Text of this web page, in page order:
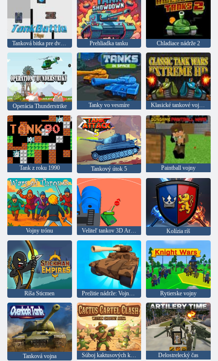
Tanková bitka pre dvoch Prehliadka tanku Chladiace nádrže 2
Operácia Thunderstrike Tanky vo vesmíre Klasické tankové vojny Extreme HD
Tank z roku 1990 Tankový útok 5 Paintball vojny
Vojny trónu Veliteľ tankov 3D Army Avpatival Kolízia ríš
Ríša Sticmen Prežitie nádrže: Vojna z blesku Rytierske vojny
Tanková vojna Súboj kaktusových kartelov Delostrelecký čas